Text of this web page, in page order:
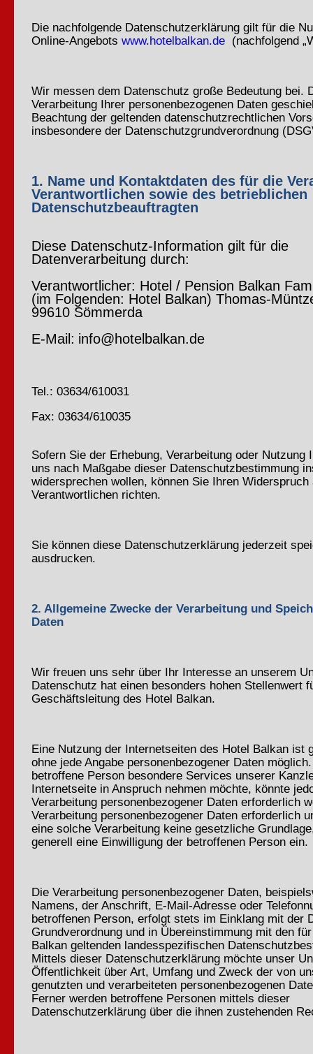
Die nachfolgende Datenschutzerklärung gilt für die
Online-Angebots www.hotelbalkan.de (nachfolgend
Wir messen dem Datenschutz große Bedeutung bei.
Verarbeitung Ihrer personenbezogenen Daten
Beachtung der geltenden datenschutzrechtlichen
insbesondere der Datenschutzgrundverordnung
1. Name und Kontaktdaten des für die
Verantwortlichen sowie des betrieblichen
Datenschutzbeauftragten
Diese Datenschutz-Information gilt für die
Datenverarbeitung durch:
Verantwortlicher: Hotel / Pension Balkan
(im Folgenden: Hotel Balkan) Thomas-
99610 Sömmerda
E-Mail: info@hotelbalkan.de
Tel.: 03634/610031
Fax: 03634/610035
Sofern Sie der Erhebung, Verarbeitung oder Nutzung
uns nach Maßgabe dieser Datenschutzbestimmung
widersprechen wollen, können Sie Ihren Widerspruch
Verantwortlichen richten.
Sie können diese Datenschutzerklärung jederzeit
ausdrucken.
2. Allgemeine Zwecke der Verarbeitung und
Daten
Wir freuen uns sehr über Ihr Interesse an unserem
Datenschutz hat einen besonders hohen Stellenwert
Geschäftsleitung des Hotel Balkan.
Eine Nutzung der Internetseiten des Hotel Balkan ist
ohne jede Angabe personenbezogener Daten
betroffene Person besondere Services unserer
Internetseite in Anspruch nehmen möchte, könnte
Verarbeitung personenbezogener Daten erforderlich
Verarbeitung personenbezogener Daten erforderlich
eine solche Verarbeitung keine gesetzliche
generell eine Einwilligung der betroffenen Person ein.
Die Verarbeitung personenbezogener Daten,
Namens, der Anschrift, E-Mail-Adresse oder
betroffenen Person, erfolgt stets im Einklang mit der
Grundverordnung und in Übereinstimmung mit den
Balkan geltenden landesspezifischen
Mittels dieser Datenschutzerklärung möchte unser
Öffentlichkeit über Art, Umfang und Zweck der von
genutzten und verarbeiteten personenbezogenen
Ferner werden betroffene Personen mittels dieser
Datenschutzerklärung über die ihnen zustehenden